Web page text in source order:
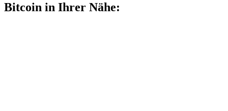
Bitcoin in Ihrer Nähe: